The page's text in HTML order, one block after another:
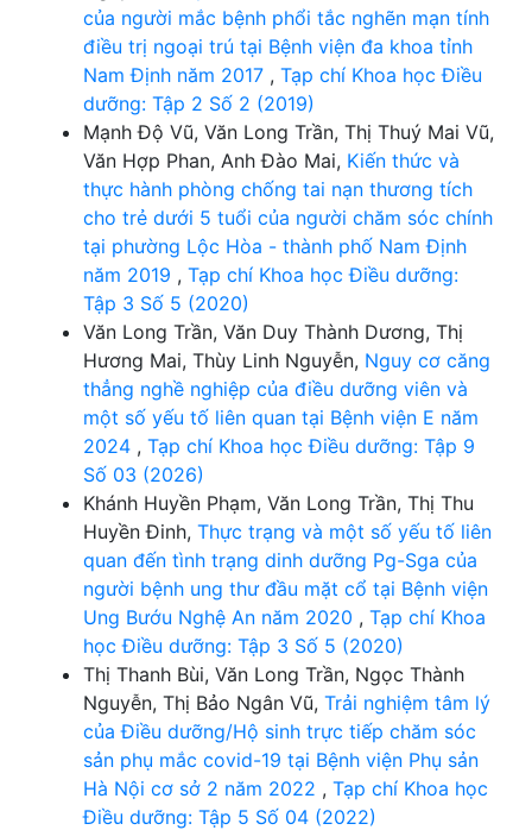
của người mắc bệnh phổi tắc nghẽn mạn tính
điều trị ngoại trú tại Bệnh viện đa khoa tỉnh
Nam Định năm 2017 , Tạp chí Khoa học Điều
dưỡng: Tập 2 Số 2 (2019)
Mạnh Độ Vũ, Văn Long Trần, Thị Thuý Mai Vũ,
Văn Hợp Phan, Anh Đào Mai, Kiến thức và
thực hành phòng chống tai nạn thương tích
cho trẻ dưới 5 tuổi của người chăm sóc chính
tại phường Lộc Hòa - thành phố Nam Định
năm 2019 , Tạp chí Khoa học Điều dưỡng:
Tập 3 Số 5 (2020)
Văn Long Trần, Văn Duy Thành Dương, Thị
Hương Mai, Thùy Linh Nguyễn, Nguy cơ căng
thẳng nghề nghiệp của điều dưỡng viên và
một số yếu tố liên quan tại Bệnh viện E năm
2024 , Tạp chí Khoa học Điều dưỡng: Tập 9
Số 03 (2026)
Khánh Huyền Phạm, Văn Long Trần, Thị Thu
Huyền Đinh, Thực trạng và một số yếu tố liên
quan đến tình trạng dinh dưỡng Pg-Sga của
người bệnh ung thư đầu mặt cổ tại Bệnh viện
Ung Bướu Nghệ An năm 2020 , Tạp chí Khoa
học Điều dưỡng: Tập 3 Số 5 (2020)
Thị Thanh Bùi, Văn Long Trần, Ngọc Thành
Nguyễn, Thị Bảo Ngân Vũ, Trải nghiệm tâm lý
của Điều dưỡng/Hộ sinh trực tiếp chăm sóc
sản phụ mắc covid-19 tại Bệnh viện Phụ sản
Hà Nội cơ sở 2 năm 2022 , Tạp chí Khoa học
Điều dưỡng: Tập 5 Số 04 (2022)